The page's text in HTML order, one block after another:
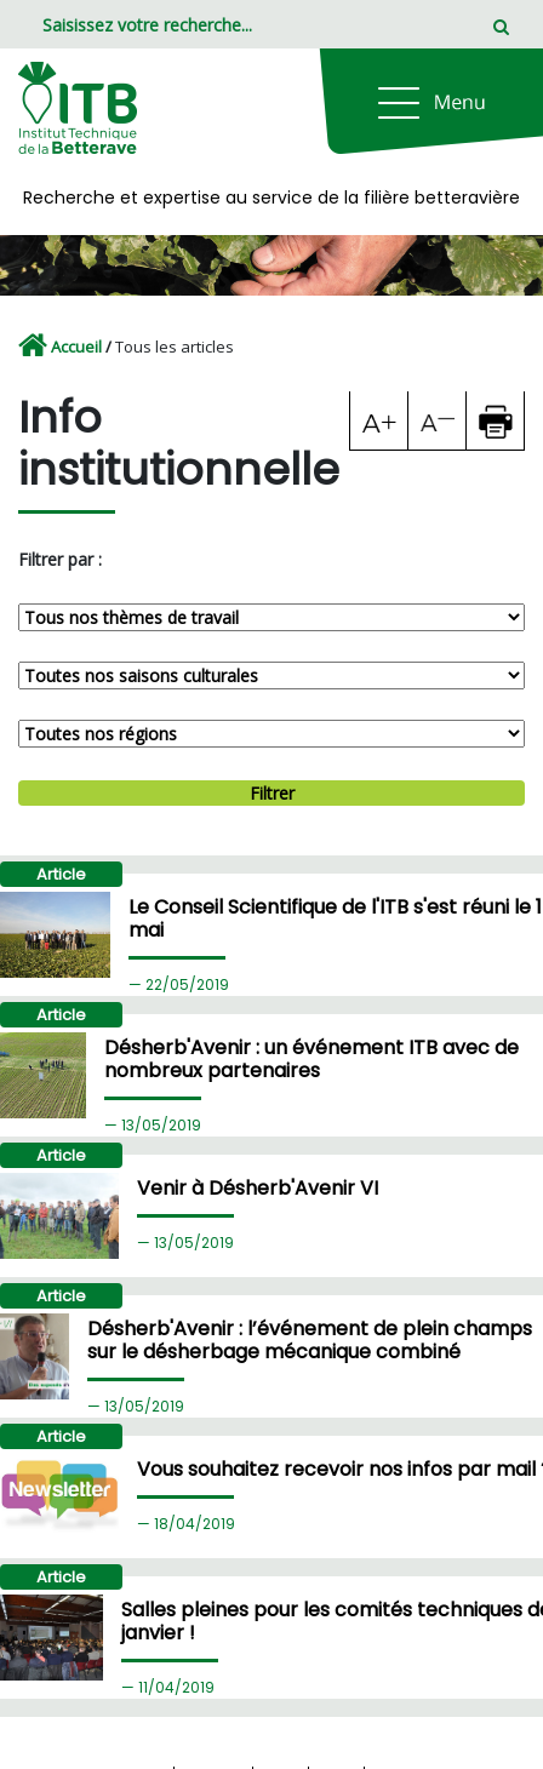
Recherche et expertise au service de la filière betteravière
Accueil/Tous les articles
Info
institutionnelle
Filtrer par :
Filtrer
Article
Le Conseil Scientifique de l'ITB s'est réuni le
mai
22/05/2019
Article
Désherb'Avenir : un événement ITB avec de
nombreux partenaires
13/05/2019
Article
Venir à Désherb'Avenir VI
13/05/2019
Article
Désherb'Avenir : l’événement de plein champs
sur le désherbage mécanique combiné
13/05/2019
Article
Vous souhaitez recevoir nos infos par mail
18/04/2019
Article
Salles pleines pour les comités techniques
janvier !
11/04/2019
Panneau de gestion des cookies